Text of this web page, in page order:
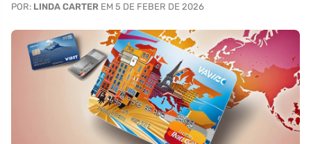
POR: LINDA CARTER EM 5 DE FEBER DE 2026